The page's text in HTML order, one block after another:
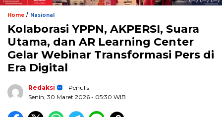
Home / Nasional
Kolaborasi YPPN, AKPERSI, Suara
Utama, dan AR Learning Center
Gelar Webinar Transformasi Pers di
Era Digital
Redaksi
- Penulis
Senin, 30 Maret 2026 - 05:30 WIB